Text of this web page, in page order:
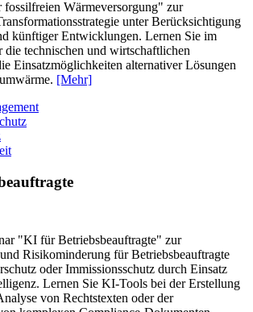
fossilfreien Wärmeversorgung" zur
unter Berücksichtigung
künftiger Entwicklungen. Lernen Sie im
die technischen und wirtschaftlichen
Einsatzmöglichkeiten alternativer Lösungen
[Mehr]
"KI für Betriebsbeauftragte" zur
Risikominderung für Betriebsbeauftragte
oder Immissionsschutz durch Einsatz
Lernen Sie KI-Tools bei der Erstellung
von Rechtstexten oder der